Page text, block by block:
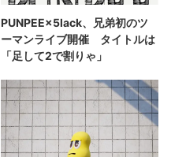
PUNPEE×5lack、兄弟初のツ
ーマンライブ開催 タイトルは
「足して2で割りゃ」